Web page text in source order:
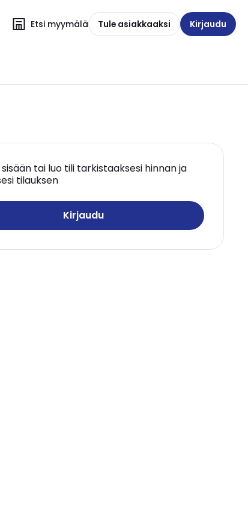
Etsi myymälä Tule asiakkaaksi Kirjaudu
sisään tai luo tili tarkistaaksesi hinnan ja
tilauksen
Kirjaudu